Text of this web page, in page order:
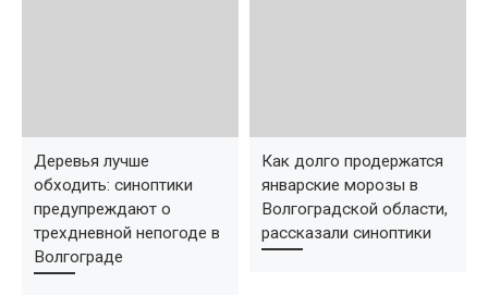
Деревья лучше
обходить: синоптики
предупреждают о
трехдневной непогоде в
Волгограде
Как долго продержатся
январские морозы в
Волгоградской области,
рассказали синоптики